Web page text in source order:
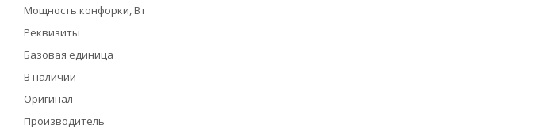
Мощность конфорки, Вт
Реквизиты
Базовая единица
В наличии
Оригинал
Производитель